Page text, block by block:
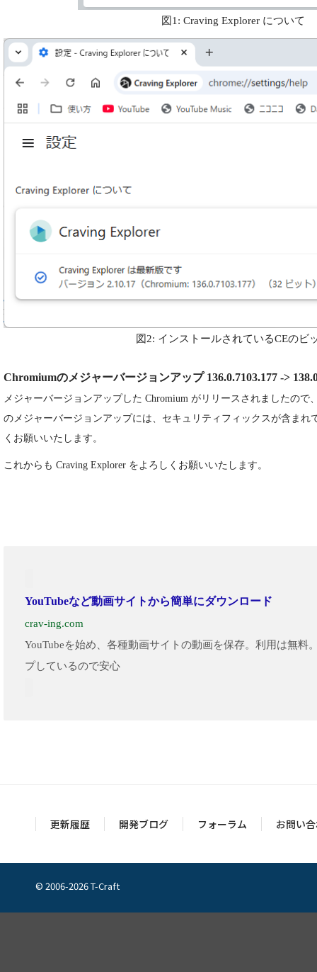
図1: Craving Explorer について
図2: インストールされているCEのビ
Chromiumのメジャーバージョンアップ 136.0.7103.177 ->
メジャーバージョンアップした Chromium がリリースされましたので
のメジャーバージョンアップには、セキュリティフィックスが含まれ
くお願いいたします。
これからも Craving Explorer をよろしくお願いいたします。
YouTubeなど動画サイトから簡単にダウンロード
crav-ing.com
YouTubeを始め、各種動画サイトの動画を保存。利用は無料
プしているので安心
更新履歴 開発ブログ フォーラム お問い
© 2006-2026 T-Craft